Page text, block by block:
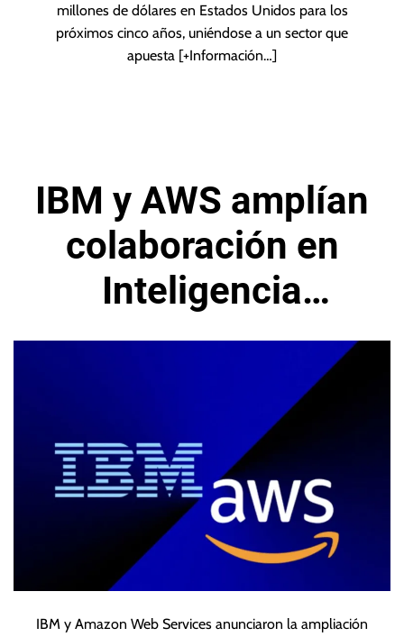
millones de dólares en Estados Unidos para los
próximos cinco años, uniéndose a un sector que
apuesta [+Información…]
IBM y AWS amplían
colaboración en
Inteligencia
Artificial
IBM y Amazon Web Services anunciaron la ampliación